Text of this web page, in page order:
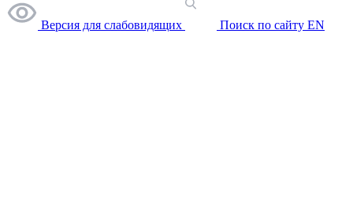
Версия для слабовидящих Поиск по сайту EN